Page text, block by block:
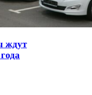
ждут